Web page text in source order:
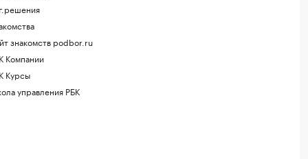
знакомств podbor.ru
Компании
Курсы
управления РБК